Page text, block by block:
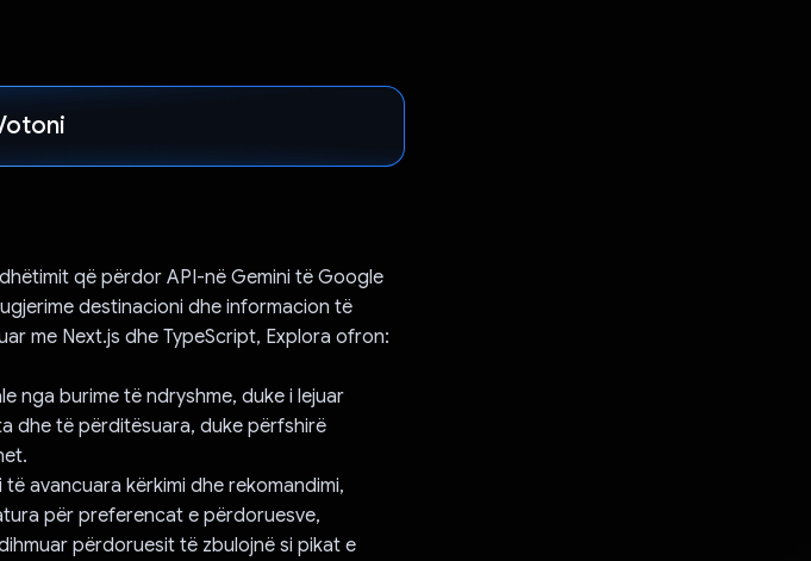
që përdor API-në Gemini të Google
destinacioni dhe informacion të
me Next.js dhe TypeScript, Explora ofron:
nga burime të ndryshme, duke i lejuar
dhe të përditësuara, duke përfshirë
avancuara kërkimi dhe rekomandimi,
për preferencat e përdoruesve,
përdoruesit të zbulojnë si pikat e